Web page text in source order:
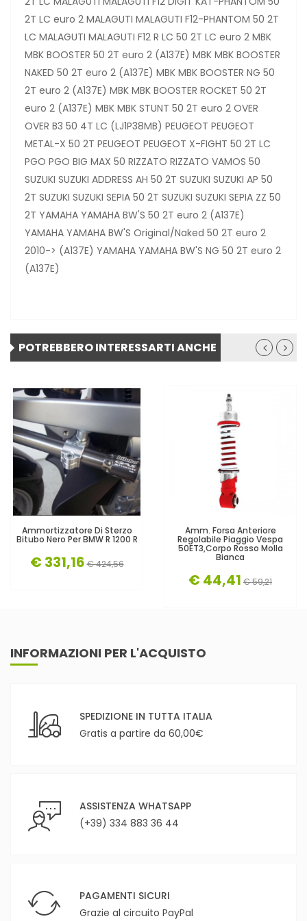
2T LC euro 2 MALAGUTI MALAGUTI F12-PHANTOM 50 2T
LC MALAGUTI MALAGUTI F12 R LC 50 2T LC euro 2 MBK
MBK BOOSTER 50 2T euro 2 (A137E) MBK MBK BOOSTER
NAKED 50 2T euro 2 (A137E) MBK MBK BOOSTER NG 50
2T euro 2 (A137E) MBK MBK BOOSTER ROCKET 50 2T
euro 2 (A137E) MBK MBK STUNT 50 2T euro 2 OVER
OVER B3 50 4T LC (LJ1P38MB) PEUGEOT PEUGEOT
METAL-X 50 2T PEUGEOT PEUGEOT X-FIGHT 50 2T LC
PGO PGO BIG MAX 50 RIZZATO RIZZATO VAMOS 50
SUZUKI SUZUKI ADDRESS AH 50 2T SUZUKI SUZUKI AP 50
2T SUZUKI SUZUKI SEPIA 50 2T SUZUKI SUZUKI SEPIA ZZ 50
2T YAMAHA YAMAHA BW'S 50 2T euro 2 (A137E)
YAMAHA YAMAHA BW'S Original/Naked 50 2T euro 2
2010-> (A137E) YAMAHA YAMAHA BW'S NG 50 2T euro 2
(A137E)
POTREBBERO INTERESSARTI ANCHE
Ammortizzatore Di Sterzo
Bitubo Nero Per BMW R 1200 R
€ 331,16 € 424,56
Amm. Forsa Anteriore
Regolabile Piaggio Vespa
50ET3,corpo Rosso Molla
Bianca
€ 44,41 € 59,21
INFORMAZIONI PER L'ACQUISTO
SPEDIZIONE IN TUTTA ITALIA
Gratis a partire da 60,00€
ASSISTENZA WHATSAPP
(+39) 334 883 36 44
PAGAMENTI SICURI
Grazie al circuito PayPal